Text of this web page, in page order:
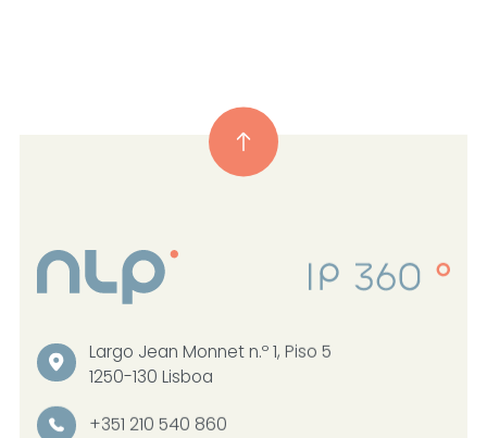
Largo Jean Monnet n.º 1, Piso 5
1250-130 Lisboa
+351 210 540 860